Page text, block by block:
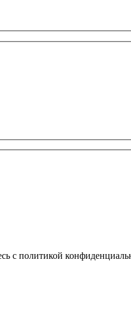
с политикой